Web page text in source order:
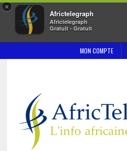
×
Africtelegraph
Africtelegraph
Gratuit - Gratuit
MON COMPTE